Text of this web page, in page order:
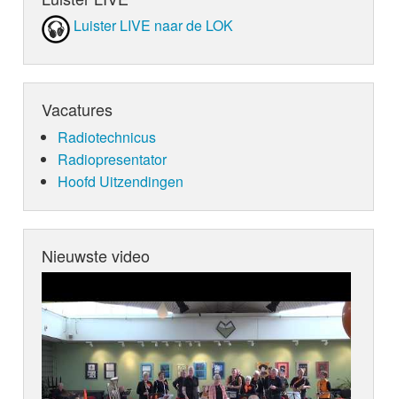
Luister LIVE naar de LOK
Vacatures
Radiotechnicus
Radiopresentator
Hoofd Uitzendingen
Nieuwste video